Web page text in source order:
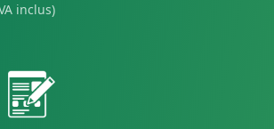
inclus)